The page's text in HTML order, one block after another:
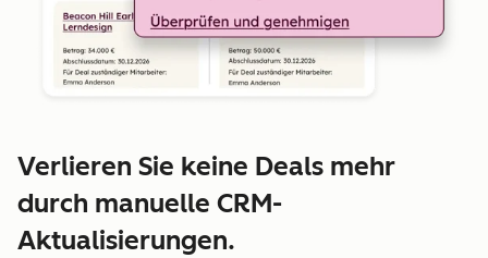
Verlieren Sie keine Deals mehr
durch manuelle CRM-
Aktualisierungen.